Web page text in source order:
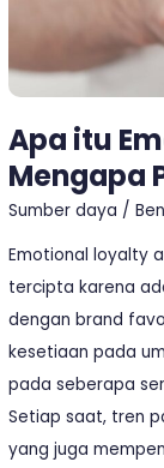
Apa itu
Mengapa
Sumber daya /
Emotional loyalty
tercipta karena
dengan brand
kesetiaan pada
pada seberapa
Setiap saat, tren
yang juga
Bisnis?